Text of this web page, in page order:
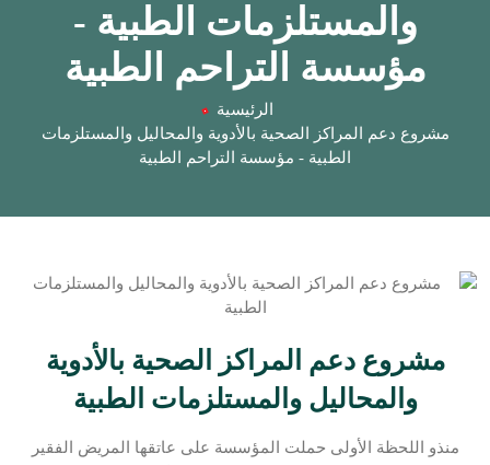
والمستلزمات الطبية -
مؤسسة التراحم الطبية
الرئيسية
مشروع دعم المراكز الصحية بالأدوية والمحاليل والمستلزمات
الطبية - مؤسسة التراحم الطبية
مشروع دعم المراكز الصحية بالأدوية
والمحاليل والمستلزمات الطبية
منذو اللحظة الأولى حملت المؤسسة على عاتقها المريض الفقير